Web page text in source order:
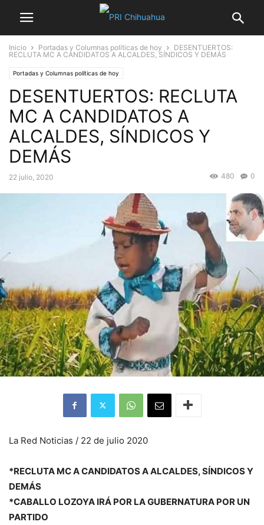
Inicio Portadas y Columnas políticas de hoy
DESENTUERTOS:
RECLUTA MC A CANDIDATOS A ALCALDES, SÍNDICOS Y DEMÁS
Portadas y Columnas políticas de hoy
DESENTUERTOS: RECLUTA
MC A CANDIDATOS A
ALCALDES, SÍNDICOS Y
DEMÁS
22 julio, 2020 0
480
La Red Noticias / 22 de julio 2020
*RECLUTA MC A CANDIDATOS A ALCALDES, SÍNDICOS Y
DEMÁS
*CABALLO LOZOYA IRÁ POR LA GUBERNATURA POR UN
PARTIDO